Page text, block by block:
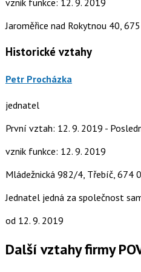
vznik funkce: 12. 9. 2019
Jaroměřice nad Rokytnou 40,
Historické vztahy
Petr Procházka
jednatel
První vztah: 12. 9. 2019 -
vznik funkce: 12. 9. 2019
Mládežnická 982/4, Třebíč, 674
Jednatel jedná za společnost
od 12. 9. 2019
Další vztahy firmy